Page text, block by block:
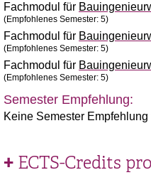
Fachmodul für
(Empfohlenes Semester: 5)
Fachmodul für
(Empfohlenes Semester: 5)
Fachmodul für
(Empfohlenes Semester: 5)
Semester Empfehlung:
Keine Semester
ECTS-Credits